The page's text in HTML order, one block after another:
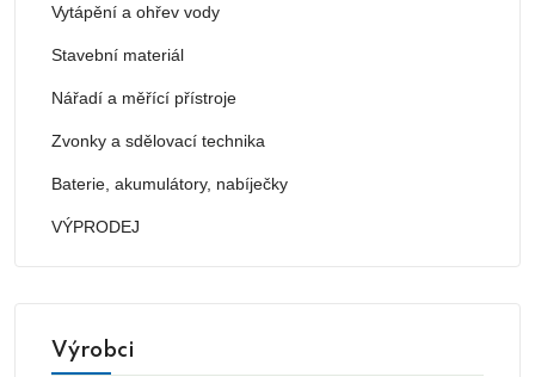
Vytápění a ohřev vody
Stavební materiál
Nářadí a měřící přístroje
Zvonky a sdělovací technika
Baterie, akumulátory, nabíječky
VÝPRODEJ
Výrobci